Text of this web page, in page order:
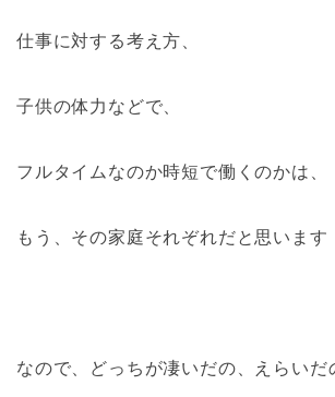
仕事に対する考え方、
子供の体力などで、
フルタイムなのか時短で働くのかは、
もう、その家庭それぞれだと思います
なので、どっちが凄いだの、えらいだ